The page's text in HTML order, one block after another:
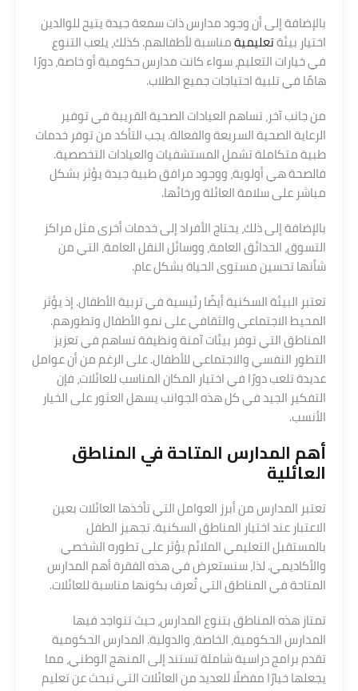
بالإضافة إلى أن وجود مدارس ذات سمعة جيدة يتيح للوالدين
اختيار بيئةتعليميةمناسبة لأطفالهم. كذلك، يلعب التنوع
في خيارات التعليم، سواء كانت مدارس حكومية أو خاصة، دورًا
هامًا في تلبية احتياجات جميع الطلاب.
من جانب آخر، تساهم العيادات الصحية القريبة في توفير
الرعاية الصحية السريعة والفعالة. يجب التأكد من توفر خدمات
طبية متكاملة تشمل المستشفيات والعيادات التخصصية.
فالصحة هي أولوية، ووجود مرافق طبية جيدة يؤثر بشكل
مباشر على سلامة العائلة ورخائها.
بالإضافة إلى ذلك، يحتاج الأفراد إلى خدمات أخرى مثل مراكز
التسوق، الحدائق العامة، ووسائل النقل العامة، التي من
شأنها تحسين مستوى الحياة بشكل عام.
تعتبر البيئة السكنية أيضًا رئيسية في تربية الأطفال. إذ يؤثر
المحيط الاجتماعي والثقافي على نمو الأطفال وتطورهم.
المناطق التي توفر بيئات آمنة ونظيفة تساهم في تعزيز
التطور النفسي والاجتماعي للأطفال. على الرغم من أن عوامل
عديدة تلعب دورًا في اختيار المكان المناسب للعائلات، فإن
التفكير الجيد في كل هذه الجوانب يسهل العثور على الخيار
الأنسب.
أهم المدارس المتاحة في المناطق
العائلية
تعتبر المدارس من أبرز العوامل التي تأخذها العائلات بعين
الاعتبار عند اختيار المناطق السكنية. تجهيز الطفل
بالمستقبل التعليمي الملائم يؤثر على تطوره الشخصي
والأكاديمي. لذا، سنستعرض في هذه الفقرة أهم المدارس
المتاحة في المناطق التي تُعرف بكونها مناسبة للعائلات.
تمتاز هذه المناطق بتنوع المدارس، حيث تتواجد فيها
المدارس الحكومية، الخاصة، والدولية. المدارس الحكومية
تقدم برامج دراسية شاملة تستند إلى المنهج الوطني، مما
يجعلها خيارًا مفضلًا للعديد من العائلات التي تبحث عن تعليم